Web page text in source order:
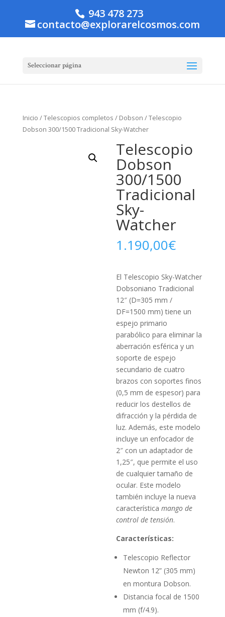
943 478 273
contacto@explorarelcosmos.com
Seleccionar página
Inicio /Telescopios completos / Dobson / Telescopio
Dobson 300/1500 Tradicional Sky-Watcher
Telescopio
Dobson
300/1500
Tradicional
Sky-
Watcher
1.190,00€
El Telescopio Sky-Watcher
Dobsoniano Tradicional
12″ (D=305 mm /
DF=1500 mm) tiene un
espejo primario
parabólico para eliminar la
aberración esférica y un
soporte de espejo
secundario de cuatro
brazos con soportes finos
(0,5 mm de espesor) para
reducir los destellos de
difracción y la pérdida de
luz. Además, este modelo
incluye un enfocador de
2″ con un adaptador de
1,25″, que permite el uso
de cualquier tamaño de
ocular. Este modelo
también incluye la nueva
característicamango de
control de tensión.
Características:
Telescopio Reflector
Newton 12” (305 mm)
en montura Dobson.
Distancia focal de 1500
mm (f/4.9).